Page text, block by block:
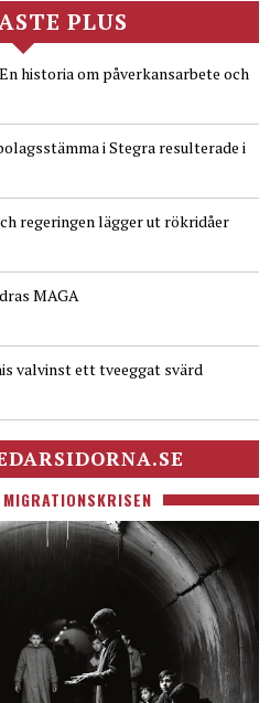
PLUS
historia om påverkansarbete och
i Stegra resulterade i
regeringen lägger ut rökridåer
MAGA
valvinst ett tveeggat svärd